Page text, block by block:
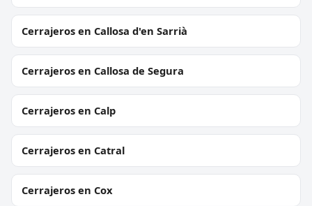
Cerrajeros en Callosa d'en Sarrià
Cerrajeros en Callosa de Segura
Cerrajeros en Calp
Cerrajeros en Catral
Cerrajeros en Cox